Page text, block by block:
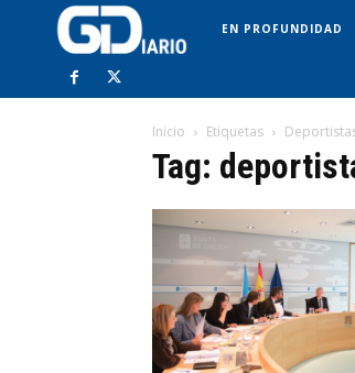
EN PROFUNDIDAD
Inicio Etiquetas
Tag: